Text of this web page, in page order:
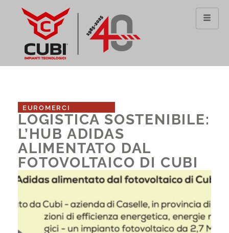
contenuto
EUROMERCI
LOGISTICA SOSTENIBILE:
L’HUB ADIDAS
ALIMENTATO DAL
FOTOVOLTAICO DI CUBI